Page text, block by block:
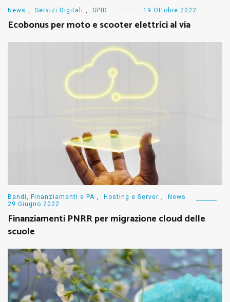
News , Servizi Digitali , SPID 19 Ottobre 2022
Ecobonus per moto e scooter elettrici al via
Bandi, Finanziamenti e PA , Hosting e Server ,
News
29 Giugno 2022
Finanziamenti PNRR per migrazione cloud delle
scuole